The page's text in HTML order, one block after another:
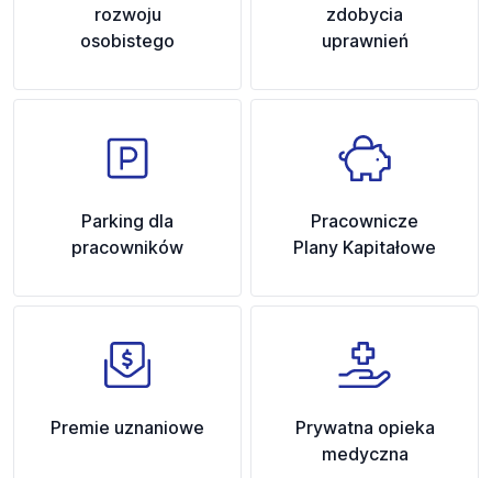
rozwoju
osobistego
zdobycia
uprawnień
Parking dla
pracowników
Pracownicze
Plany Kapitałowe
Premie uznaniowe
Prywatna opieka
medyczna